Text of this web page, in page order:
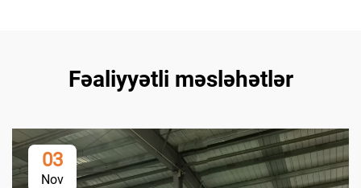
Fəaliyyətli məsləhətlər
03
Nov